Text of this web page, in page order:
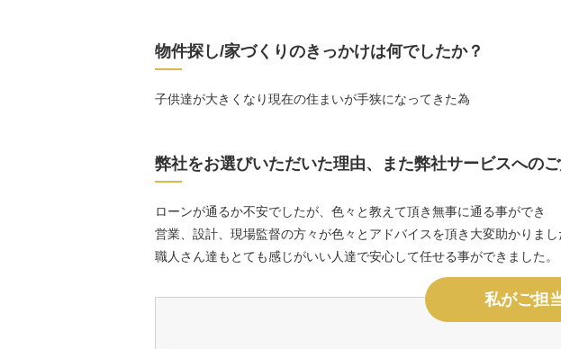
物件探し/家づくりのきっかけは何でしたか？
子供達が大きくなり現在の住まいが手狭になってきた為
弊社をお選びいただいた理由、また弊社サービスへの
ローンが通るか不安でしたが、色々と教えて頂き無事に通る事ができ
営業、設計、現場監督の方々が色々とアドバイスを頂き大変助かりまし
職人さん達もとても感じがいい人達で安心して任せる事ができました。
私がご担